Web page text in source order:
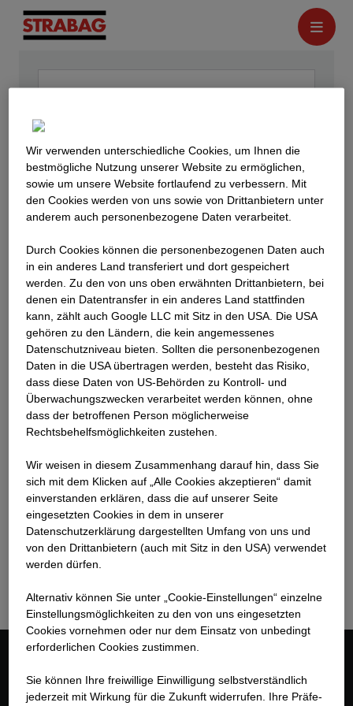
Alexandre Carli
Chef de projet Suisse Romande
+41 76 825 70 23
alexandre.carli@strabag.com
Kontakt
Wir verwenden unterschiedliche Cookies, um Ihnen die
best­mögliche Nutzung unserer Website zu ermöglichen,
sowie um unsere Website fortlaufend zu verbessern. Mit
den Cookies werden von uns sowie von Drittanbietern unter
anderem auch personenbezogene Daten verarbeitet.
Durch Cookies können die personenbezogenen Daten auch
in ein anderes Land transferiert und dort gespeichert
werden. Zu den von uns oben erwähnten Drittanbietern, bei
denen ein Datentransfer in ein anderes Land stattfinden
kann, zählt auch Google LLC mit Sitz in den USA. Die USA
gehören zu den Ländern, die kein angemessenes
Datenschutzniveau bieten. Sollten die personenbezogenen
Daten in die USA übertragen werden, besteht das Risiko,
dass diese Daten von US-Behörden zu Kontroll- und
Überwachungszwecken verarbeitet werden können, ohne
dass der betroffenen Person möglicherweise
Rechtsbehelfsmöglichkeiten zustehen.
Wir weisen in diesem Zusammenhang darauf hin, dass Sie
sich mit dem Klicken auf „Alle Cookies akzeptieren“ damit
ein­ver­standen erklären, dass die auf unserer Seite
eingesetzten Cookies in dem in unserer
Datenschutzerklärung dargestellten Umfang von uns und
von den Drittanbietern (auch mit Sitz in den USA) verwendet
werden dürfen.
Alternativ können Sie unter „Cookie-Einstellungen“ einzelne
Einstellungsmöglichkeiten zu den von uns eingesetzten
Cookies vornehmen oder nur dem Einsatz von unbedingt
erforderlichen Cookies zustimmen.
Sie können Ihre freiwillige Einwilligung selbstverständlich
jederzeit mit Wirkung für die Zukunft widerrufen. Ihre Prä­fe­